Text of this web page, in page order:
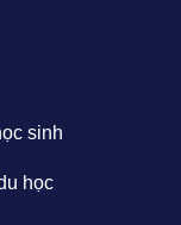
sinh
học